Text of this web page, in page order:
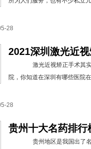
28
2021深圳激光近
激光近视矫正手术其实
院，你知道在深圳有哪些医院
28
贵州十大名药排
贵州地区是我国出了名